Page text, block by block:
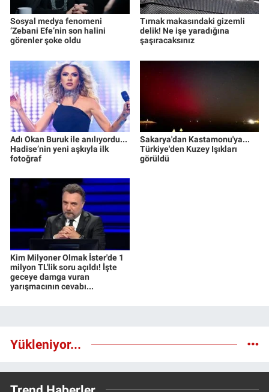
Sosyal medya fenomeni
‘Zebani Efe’nin son halini
görenler şoke oldu
Tırnak makasındaki gizemli
delik! Ne işe yaradığına
şaşıracaksınız
Adı Okan Buruk ile anılıyordu...
Hadise’nin yeni aşkıyla ilk
fotoğraf
Sakarya'dan Kastamonu'ya...
Türkiye'den Kuzey Işıkları
görüldü
Kim Milyoner Olmak İster'de 1
milyon TL'lik soru açıldı! İşte
geceye damga vuran
yarışmacının cevabı...
Yükleniyor...